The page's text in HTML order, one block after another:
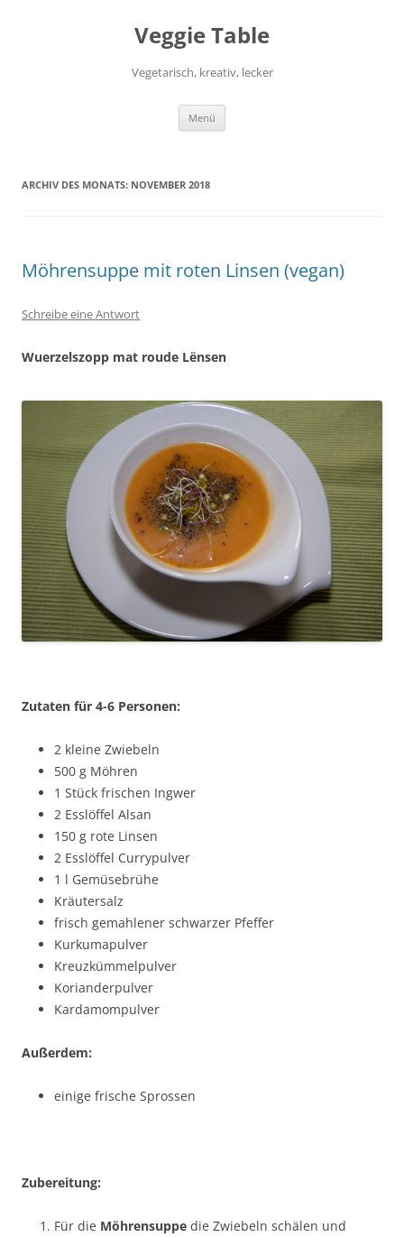
Veggie Table
Vegetarisch, kreativ, lecker
Menü
ARCHIV DES MONATS: NOVEMBER 2018
Möhrensuppe mit roten Linsen (vegan)
Schreibe eine Antwort
Wuerzelszopp mat roude Lënsen
Zutaten für 4-6 Personen:
2 kleine Zwiebeln
500 g Möhren
1 Stück frischen Ingwer
2 Esslöffel Alsan
150 g rote Linsen
2 Esslöffel Currypulver
1 l Gemüsebrühe
Kräutersalz
frisch gemahlener schwarzer Pfeffer
Kurkumapulver
Kreuzkümmelpulver
Korianderpulver
Kardamompulver
Außerdem:
einige frische Sprossen
Zubereitung:
Für die Möhrensuppe die Zwiebeln schälen und